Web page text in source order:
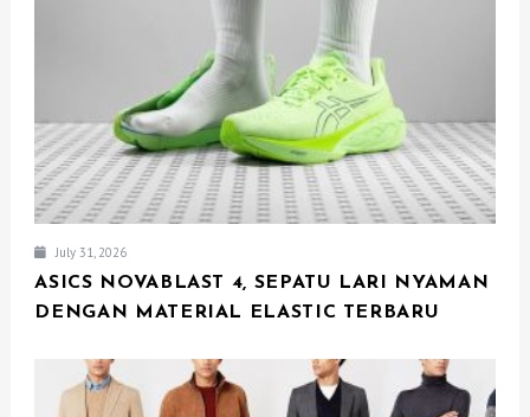
July 31, 2026
ASICS NOVABLAST 4, SEPATU LARI NYAMAN
DENGAN MATERIAL ELASTIC TERBARU